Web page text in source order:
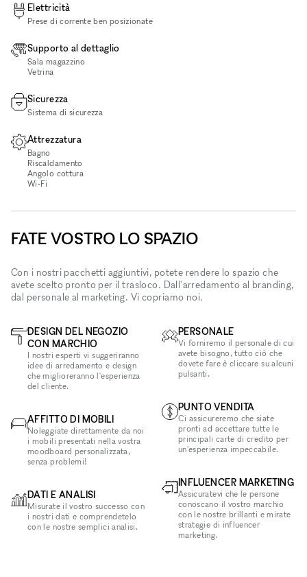
Elettricità
Prese di corrente ben posizionate
Supporto al dettaglio
Sala magazzino
Vetrina
Sicurezza
Sistema di sicurezza
Attrezzatura
Bagno
Riscaldamento
Angolo cottura
Wi‑Fi
FATE VOSTRO LO SPAZIO
Con i nostri pacchetti aggiuntivi, potete rendere lo spazio che
avete scelto pronto per il trasloco. Dall'arredamento al branding,
dal personale al marketing. Vi copriamo noi.
DESIGN DEL NEGOZIO
CON MARCHIO
I nostri esperti vi suggeriranno
idee di arredamento e design
che miglioreranno l'esperienza
del cliente.
AFFITTO DI MOBILI
Noleggiate direttamente da noi
i mobili presentati nella vostra
moodboard personalizzata,
senza problemi!
DATI E ANALISI
Misurate il vostro successo con
i nostri dati e comprendetelo
con le nostre semplici analisi.
PERSONALE
Vi forniremo il personale di cui
avete bisogno, tutto ciò che
dovete fare è cliccare su alcuni
pulsanti.
PUNTO VENDITA
Ci assicureremo che siate
pronti ad accettare tutte le
principali carte di credito per
un'esperienza impeccabile.
INFLUENCER MARKETING
Assicuratevi che le persone
conoscano il vostro marchio
con le nostre brillanti e mirate
strategie di influencer
marketing.